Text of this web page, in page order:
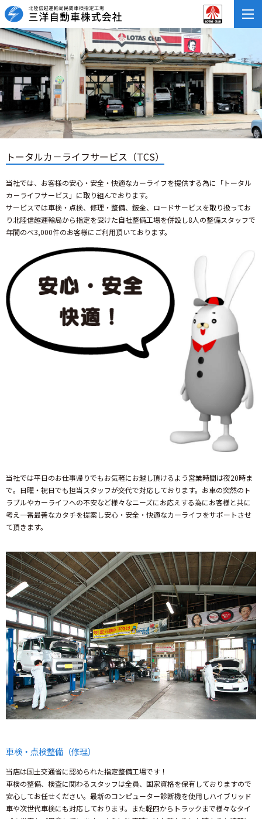
トータルカ－ライフサービス（TCS）
当社では、お客様の安心・安全・快適なカーライフを提供する為に「トータル
カ－ライフサービス」に取り組んでおります。
サービスでは車検・点検、修理・整備、鈑金、ロードサービスを取り扱ってお
り北陸信越運輸局から指定を受けた自社整備工場を併設し8人の整備スタッフで
年間のべ3,000件のお客様にご利用頂いております。
当社では平日のお仕事帰りでもお気軽にお越し頂けるよう営業時間は夜20時ま
で。日曜・祝日でも担当スタッフが交代で対応しております。お車の突然のト
ラブルやカーライフへの不安など様々なニーズにお応えする為にお客様と共に
考え一番最善なカタチを提案し安心・安全・快適なカーライフをサポートさせ
て頂きます。
車検・点検整備（修理）
当店は国土交通省に認められた指定整備工場です！
車検の整備、検査に関わるスタッフは全員、国家資格を保有しておりますので
安心してお任せください。最新のコンピューター診断機を使用しハイブリッド
車や次世代車検にも対応しております。また軽四からトラックまで様々なタイ